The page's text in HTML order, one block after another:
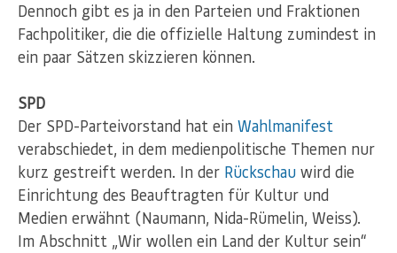
Dennoch gibt es ja in den Parteien und Fraktionen
Fachpolitiker, die die offizielle Haltung zumindest in
ein paar Sätzen skizzieren können.
SPD
Der SPD-Parteivorstand hat ein Wahlmanifest
verabschiedet, in dem medienpolitische Themen nur
kurz gestreift werden. In der Rückschau wird die
Einrichtung des Beauftragten für Kultur und
Medien erwähnt (Naumann, Nida-Rümelin, Weiss).
Im Abschnitt „Wir wollen ein Land der Kultur sein“